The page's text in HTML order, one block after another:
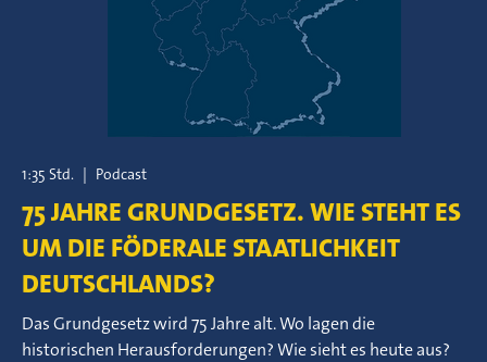
1:35 Std. | Podcast
75 JAHRE GRUNDGESETZ. WIE STEHT ES
UM DIE FÖDERALE STAATLICHKEIT
DEUTSCHLANDS?
Das Grundgesetz wird 75 Jahre alt. Wo lagen die
historischen Herausforderungen? Wie sieht es heute aus?